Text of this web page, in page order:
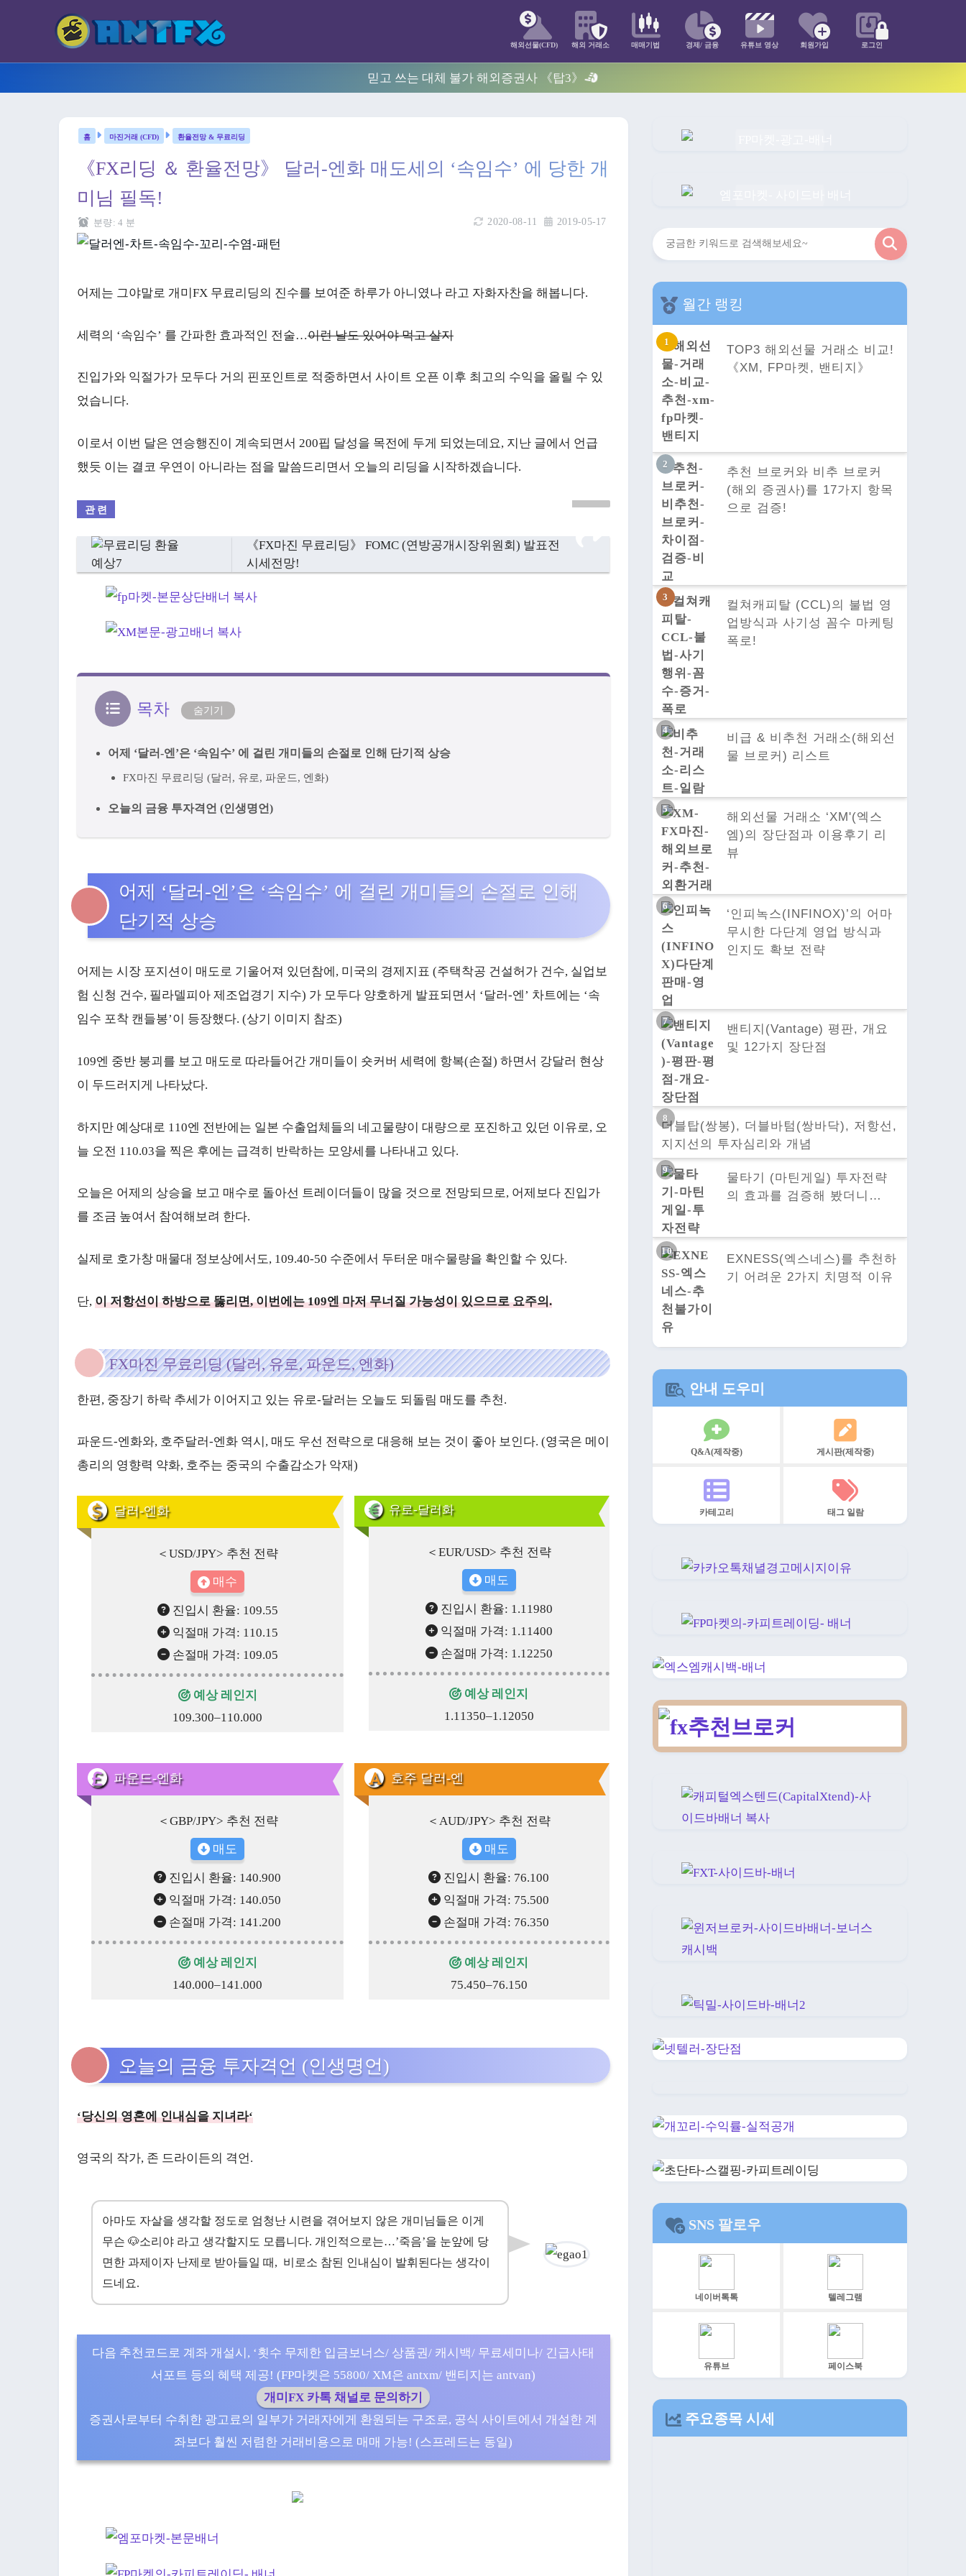
해외선물(CFD) 해외 거래소 매매기법 경제/ 금융 유튜브 영상 회원가입 로그인
믿고 쓰는 대체 불가 해외증권사 《탑3》
마진거래 (CFD) 환율전망 & 무료리딩
《FX리딩 ＆ 환율전망》 달러-엔화 매도세의 ‘속임수’ 에 당한 개
미님 필독!
2019-05-17
2020-08-11
분량: 4 분
어제는 그야말로 개미FX 무료리딩의 진수를 보여준 하루가 아니였나 라고 자화자찬을 해봅니다.
세력의 ‘속임수’ 를 간파한 효과적인 전술…이런 날도 있어야 먹고 살지
진입가와 익절가가 모두다 거의 핀포인트로 적중하면서 사이트 오픈 이후 최고의 수익을 올릴 수 있
었습니다.
이로서 이번 달은 연승행진이 계속되면서 200핍 달성을 목전에 두게 되었는데요, 지난 글에서 언급
했듯 이는 결코 우연이 아니라는 점을 말씀드리면서 오늘의 리딩을 시작하겠습니다.
《FX마진 무료리딩》 FOMC (연방공개시장위원회) 발표전
시세전망!
목차 숨기기
어제 ‘달러-엔’은 ‘속임수’ 에 걸린 개미들의 손절로 인해 단기적 상승
FX마진 무료리딩 (달러, 유로, 파운드, 엔화)
오늘의 금융 투자격언 (인생명언)
어제 ‘달러-엔’은 ‘속임수’ 에 걸린 개미들의 손절로 인해
단기적 상승
어제는 시장 포지션이 매도로 기울어져 있던참에, 미국의 경제지표 (주택착공 건설허가 건수, 실업보
험 신청 건수, 필라델피아 제조업경기 지수) 가 모두다 양호하게 발표되면서 ‘달러-엔’ 차트에는 ‘속
임수 포착 캔들봉’이 등장했다. (상기 이미지 참조)
109엔 중반 붕괴를 보고 매도로 따라들어간 개미들이 숏커버 세력에 항복(손절) 하면서 강달러 현상
이 두드러지게 나타났다.
하지만 예상대로 110엔 전반에는 일본 수출업체들의 네고물량이 대량으로 포진하고 있던 이유로, 오
늘 오전 110.03을 찍은 후에는 급격히 반락하는 모양세를 나타내고 있다.
오늘은 어제의 상승을 보고 매수로 돌아선 트레이더들이 많을 것으로 전망되므로, 어제보다 진입가
를 조금 높여서 참여해보려 한다.
실제로 호가창 매물대 정보상에서도, 109.40-50 수준에서 두터운 매수물량을 확인할 수 있다.
단, 이 저항선이 하방으로 뚫리면, 이번에는 109엔 마저 무너질 가능성이 있으므로 요주의.
FX마진 무료리딩 (달러, 유로, 파운드, 엔화)
한편, 중장기 하락 추세가 이어지고 있는 유로-달러는 오늘도 되돌림 매도를 추천.
파운드-엔화와, 호주달러-엔화 역시, 매도 우선 전략으로 대응해 보는 것이 좋아 보인다. (영국은 메이
총리의 영향력 약화, 호주는 중국의 수출감소가 악재)
달러-엔화
＜USD/JPY> 추천 전략
매수
진입시 환율: 109.55
익절매 가격: 110.15
손절매 가격: 109.05
예상 레인지
109.300–110.000
유로-달러화
＜EUR/USD> 추천 전략
매도
진입시 환율: 1.11980
익절매 가격: 1.11400
손절매 가격: 1.12250
예상 레인지
1.11350–1.12050
파운드-엔화
＜GBP/JPY> 추천 전략
매도
진입시 환율: 140.900
익절매 가격: 140.050
손절매 가격: 141.200
예상 레인지
140.000–141.000
호주 달러-엔
＜AUD/JPY> 추천 전략
매도
진입시 환율: 76.100
익절매 가격: 75.500
손절매 가격: 76.350
예상 레인지
75.450–76.150
오늘의 금융 투자격언 (인생명언)
‘당신의 영혼에 인내심을 지녀라‘
영국의 작가, 존 드라이든의 격언.
아마도 자살을 생각할 정도로 엄청난 시련을 겪어보지 않은 개미님들은 이게
무슨 🐶소리야 라고 생각할지도 모릅니다. 개인적으로는…’죽음’을 눈앞에 당
면한 과제이자 난제로 받아들일 때, 비로소 참된 인내심이 발휘된다는 생각이
드네요.
다음 추천코드로 계좌 개설시, ‘횟수 무제한 입금보너스/ 상품권/ 캐시백/ 무료세미나/ 긴급사태
서포트 등의 혜택 제공! (FP마켓은 55800/ XM은 antxm/ 밴티지는 antvan)
개미FX 카톡 채널로 문의하기
증권사로부터 수취한 광고료의 일부가 거래자에게 환원되는 구조로, 공식 사이트에서 개설한 계
좌보다 훨씬 저렴한 거래비용으로 매매 가능! (스프레드는 동일)
검
월간 랭킹
TOP3 해외선물 거래소 비교!
《XM, FP마켓, 밴티지》
추천 브로커와 비추 브로커
(해외 증권사)를 17가지 항목
으로 검증!
컬쳐캐피탈 (CCL)의 불법 영
업방식과 사기성 꼼수 마케팅
폭로!
비급 & 비추천 거래소(해외선
물 브로커) 리스트
해외선물 거래소 ‘XM'(엑스
엠)의 장단점과 이용후기 리
뷰
‘인피녹스(INFINOX)’의 어마
무시한 다단계 영업 방식과
인지도 확보 전략
밴티지(Vantage) 평판, 개요
및 12가지 장단점
더블탑(쌍봉), 더블바텀(쌍바닥), 저항선,
지지선의 투자심리와 개념
물타기 (마틴게일) 투자전략
의 효과를 검증해 봤더니…
EXNESS(엑스네스)를 추천하
기 어려운 2가지 치명적 이유
안내 도우미
Q&A(제작중) 게시판(제작중)
카테고리 태그 일람
SNS 팔로우
네이버톡톡 텔레그램
유튜브 페이스북
주요종목 시세